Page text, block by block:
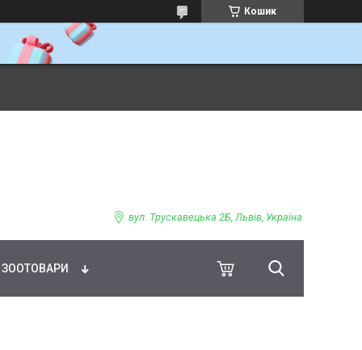
Кошик
вул. Трускавецька 2Б, Львів, Україна
ЗООТОВАРИ